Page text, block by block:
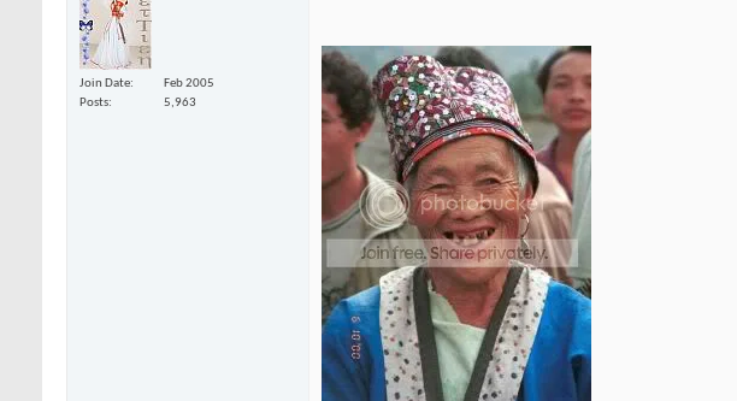
Join Date
Feb 2005
Posts
5,963